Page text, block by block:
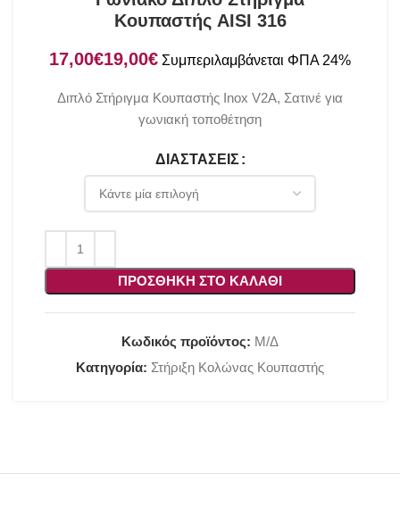
Κουπαστής AISI 316
€
€
Διπλό Στήριγμα Κουπαστής Inox V2A, Σατινέ για
γωνιακή τοποθέτηση
ΔΙΑΣΤΆΣΕΙΣ
ΠΡΟΣΘΉΚΗ ΣΤΟ ΚΑΛΆΘΙ
Κωδικός προϊόντος: Μ/Δ
Κατηγορία: Στήριξη Κολώνας Κουπαστής